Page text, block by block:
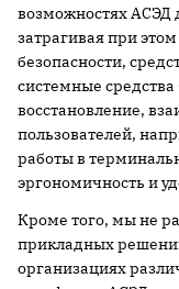
возможностях АСЭД
затрагивая при
безопасности,
системные
восстановление,
пользователей,
работы в
эргономичность и
Кроме того, мы не
прикладных
организациях